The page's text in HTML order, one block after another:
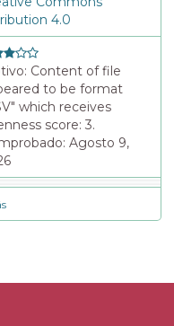
4.0
Content of file
to be format
which receives
score: 3.
Agosto 9,